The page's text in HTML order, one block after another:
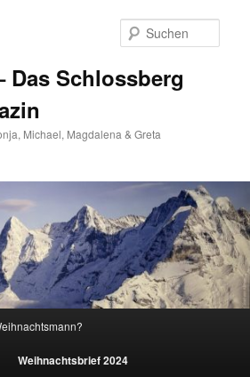
Das Schlossberg
Michael, Magdalena & Greta
Weihnachtsbrief 2024